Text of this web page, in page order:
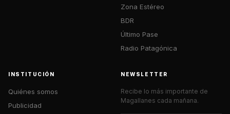
Zona Estéreo
BDR
Último Pase
Radio Patagónica
INSTITUCIÓN
Quiénes somos
Publicidad
NEWSLETTER
Recibe lo más importante de
Magallanes cada mañana.